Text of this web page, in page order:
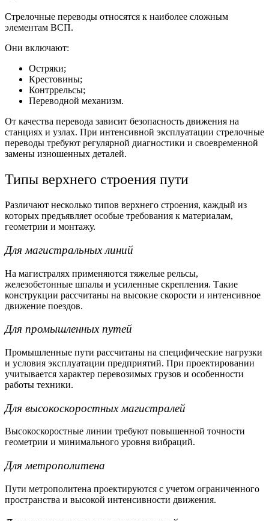
Стрелочные переводы относятся к наиболее сложным
элементам ВСП.
Они включают:
Остряки;
Крестовины;
Контррельсы;
Переводной механизм.
От качества перевода зависит безопасность движения на
станциях и узлах. При интенсивной эксплуатации стрелочные
переводы требуют регулярной диагностики и своевременной
замены изношенных деталей.
Типы верхнего строения пути
Различают несколько типов верхнего строения, каждый из
которых предъявляет особые требования к материалам,
геометрии и монтажу.
Для магистральных линий
На магистралях применяются тяжелые рельсы,
железобетонные шпалы и усиленные скрепления. Такие
конструкции рассчитаны на высокие скорости и интенсивное
движение поездов.
Для промышленных путей
Промышленные пути рассчитаны на специфические нагрузки
и условия эксплуатации предприятий. При проектировании
учитывается характер перевозимых грузов и особенности
работы техники.
Для высокоскоростных магистралей
Высокоскоростные линии требуют повышенной точности
геометрии и минимального уровня вибраций.
Для метрополитена
Пути метрополитена проектируются с учетом ограниченного
пространства и высокой интенсивности движения.